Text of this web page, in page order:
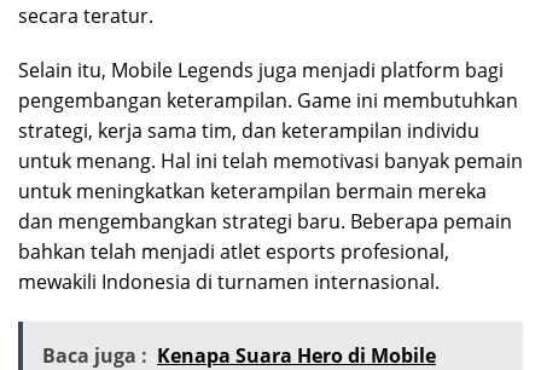
secara teratur.
Selain itu, Mobile Legends juga menjadi platform bagi
pengembangan keterampilan. Game ini membutuhkan
strategi, kerja sama tim, dan keterampilan individu
untuk menang. Hal ini telah memotivasi banyak pemain
untuk meningkatkan keterampilan bermain mereka
dan mengembangkan strategi baru. Beberapa pemain
bahkan telah menjadi atlet esports profesional,
mewakili Indonesia di turnamen internasional.
Baca juga : Kenapa Suara Hero di Mobile